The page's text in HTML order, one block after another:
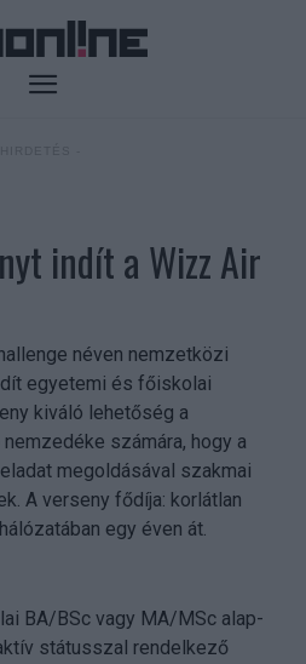
indít a Wizz Air
néven nemzetközi
egyetemi és főiskolai
kiváló lehetőség a
számára, hogy a
megoldásával szakmai
A verseny fődíja: korlátlan
egy éven át.
BA/BSc vagy MA/MSc alap-
státusszal rendelkező